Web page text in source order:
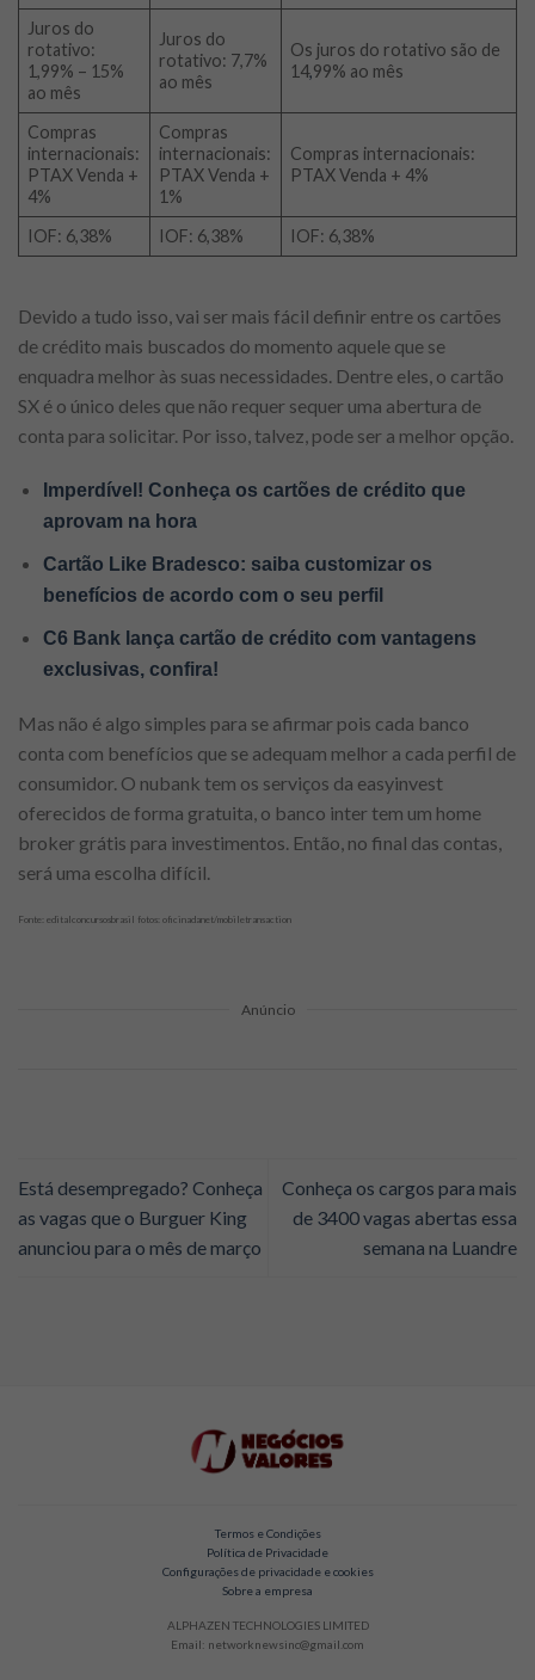
Juros do
rotativo:
1,99% – 15%
ao mês
Juros do
rotativo: 7,7%
ao mês
Os juros do rotativo são de
14,99% ao mês
Compras
internacionais:
PTAX Venda +
4%
Compras
internacionais:
PTAX Venda +
1%
Compras internacionais:
PTAX Venda + 4%
IOF: 6,38% IOF: 6,38% IOF: 6,38%
Devido a tudo isso, vai ser mais fácil definir entre os cartões
de crédito mais buscados do momento aquele que se
enquadra melhor às suas necessidades. Dentre eles, o cartão
SX é o único deles que não requer sequer uma abertura de
conta para solicitar. Por isso, talvez, pode ser a melhor opção.
Imperdível! Conheça os cartões de crédito que
aprovam na hora
Cartão Like Bradesco: saiba customizar os
benefícios de acordo com o seu perfil
C6 Bank lança cartão de crédito com vantagens
exclusivas, confira!
Mas não é algo simples para se afirmar pois cada banco
conta com benefícios que se adequam melhor a cada perfil de
consumidor. O nubank tem os serviços da easyinvest
oferecidos de forma gratuita, o banco inter tem um home
broker grátis para investimentos. Então, no final das contas,
será uma escolha difícil.
Fonte: editalconcursosbrasil fotos: oficinadanet/mobiletransaction
Anúncio
Está desempregado? Conheça
as vagas que o Burguer King
anunciou para o mês de março
Conheça os cargos para mais
de 3400 vagas abertas essa
semana na Luandre
Termos e Condições
Política de Privacidade
Configurações de privacidade e cookies
Sobre a empresa
ALPHAZEN TECHNOLOGIES LIMITED
Email: networknewsinc@gmail.com